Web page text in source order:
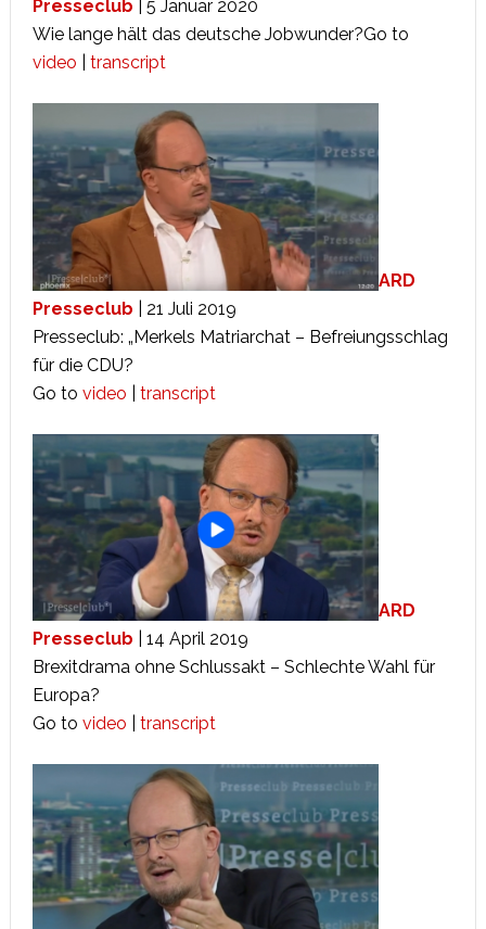
Presseclub | 5 Januar 2020
Wie lange hält das deutsche Jobwunder?Go to
video
transcript
ARD
Presseclub | 21 Juli 2019
Presseclub: „Merkels Matriarchat – Befreiungsschlag
für die CDU?
Go to video transcript
ARD
Presseclub | 14 April 2019
Brexitdrama ohne Schlussakt – Schlechte Wahl für
Europa?
Go to video transcript